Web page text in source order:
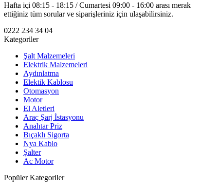
Hafta içi 08:15 - 18:15 / Cumartesi 09:00 - 16:00 arası merak
ettiğiniz tüm sorular ve siparişleriniz için ulaşabilirsiniz.
0222 234 34 04
Kategoriler
Şalt Malzemeleri
Elektrik Malzemeleri
Aydınlatma
Elektik Kablosu
Otomasyon
Motor
El Aletleri
Araç Şarj İstasyonu
Anahtar Priz
Bıçaklı Sigorta
Nya Kablo
Şalter
Ac Motor
Popüler Kategoriler